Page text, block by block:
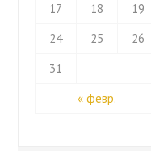
« февр.
17
18 19
24
25 26
31